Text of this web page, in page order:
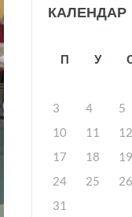
КАЛЕНДАР
П У
3
4 5
10
11 12
17
18 19
24
25 26
31